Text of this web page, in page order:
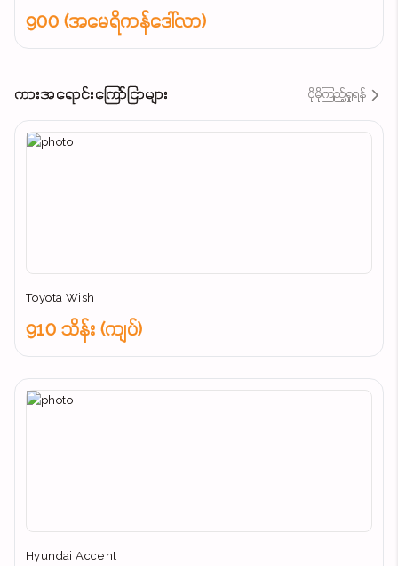
900 (အမေရိကန်ဒေါ်လာ)
ကားအရောင်းကြော်ငြာများ ပိုမိုကြည့်ရှုရန်
Toyota Wish
910 သိန်း (ကျပ်)
Hyundai Accent